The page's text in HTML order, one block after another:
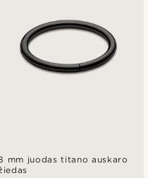
mm juodas titano auskaro